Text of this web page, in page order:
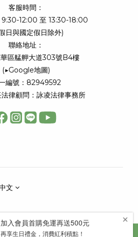
客服時間：
9:30-12:00 至 13:30-18:00
日與國定假日除外)
聯絡地址：
區艋舺大道303號B4樓
(▶Google地圖)
編號：82949592
律顧問：詠凌法律事務所
文